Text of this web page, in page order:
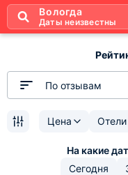
Вологда
Даты неизвестны
По отзывам
Цена Отели
Сегодня